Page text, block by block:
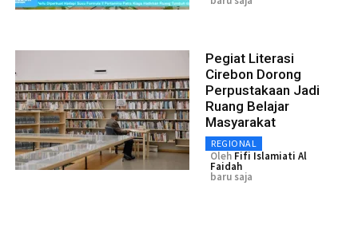
Pegiat Literasi
Cirebon Dorong
Perpustakaan Jadi
Ruang Belajar
Masyarakat
REGIONAL
Oleh Fifi Islamiati Al
Faidah
baru saja